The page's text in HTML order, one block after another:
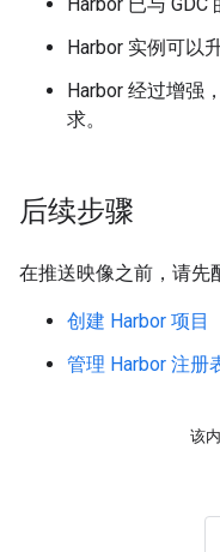
Harbor 实例可以
Harbor 经过增强
求。
后续步骤
在推送映像之前，请先
创建 Harbor 项目
管理 Harbor 注册
该